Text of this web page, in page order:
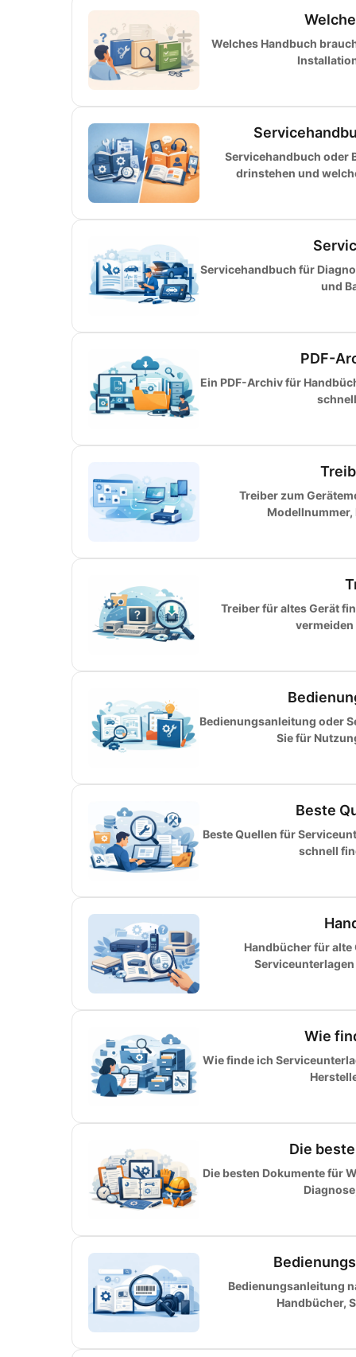
Welches Handbuch
Servicehandbuch oder
drinstehen und
Servicehandbuch für
und
PDF-
Ein PDF-Archiv für
Treiber zum
Treiber für altes Gerät
vermeiden
Bedienungsanleitung oder
Sie für
Beste
Beste Quellen für
schnell
Handbücher für alte
Wie
Wie finde ich
Die
Die besten Dokumente für
Bedienungsanleitung
Handbücher,